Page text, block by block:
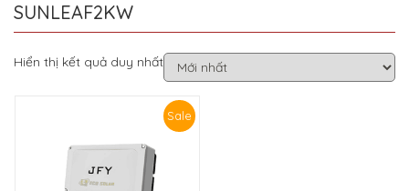
SUNLEAF2KW
Hiển thị kết quả duy nhất
Sale